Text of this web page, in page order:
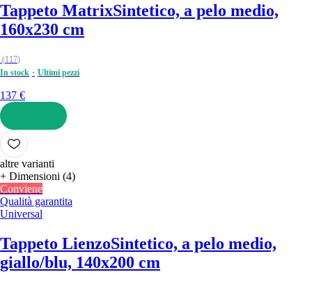
Tappeto MatrixSintetico, a pelo medio,
160x230 cm
(117)
In stock
Ultimi pezzi
137 €
AGGIUNGI
altre varianti
+ Dimensioni (4)
Conviene
Qualità garantita
Universal
Tappeto LienzoSintetico, a pelo medio,
giallo/blu, 140x200 cm